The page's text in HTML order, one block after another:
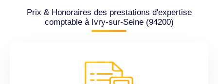
Prix & Honoraires des prestations d'expertise
comptable à Ivry-sur-Seine (94200)